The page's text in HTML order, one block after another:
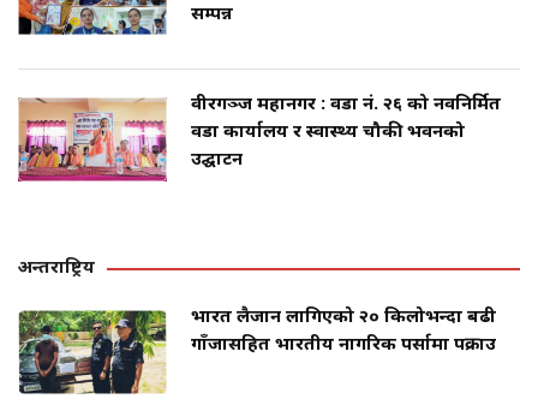
सम्पन्न
वीरगञ्ज महानगर : वडा नं. २६ को नवनिर्मित
वडा कार्यालय र स्वास्थ्य चौकी भवनको
उद्घाटन
अन्तराष्ट्रिय
भारत लैजान लागिएको २० किलोभन्दा बढी
गाँजासहित भारतीय नागरिक पर्सामा पक्राउ